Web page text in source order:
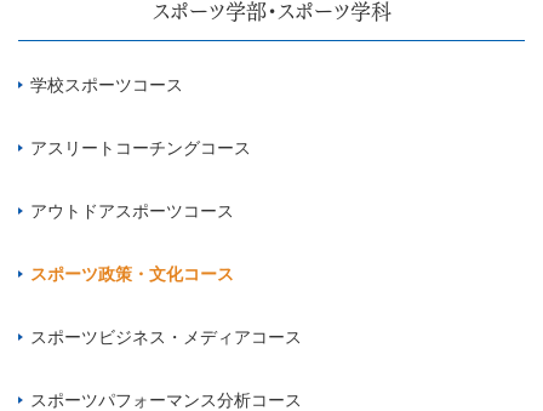
スポーツ学部・スポーツ学科
学校スポーツコース
アスリートコーチングコース
アウトドアスポーツコース
スポーツ政策・文化コース
スポーツビジネス・メディアコース
スポーツパフォーマンス分析コース